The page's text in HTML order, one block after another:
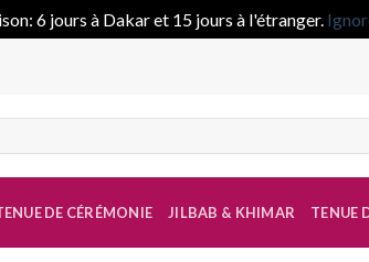
6 jours à Dakar et 15 jours à l'étranger.
DE CÉRÉMONIE JILBAB & KHIMAR TENUE